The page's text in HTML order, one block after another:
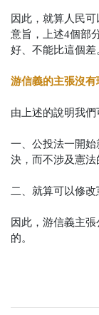
因此，就算人民
意旨，上述4個部
好、不能比這個差
游信義的主張沒有
由上述的說明我們
一、公投法一開
決，而不涉及憲法
二、就算可以修改
因此，游信義主
的。